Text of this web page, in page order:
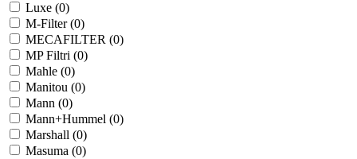
Luxe (0)
M-Filter (0)
MECAFILTER (0)
MP Filtri (0)
Mahle (0)
Manitou (0)
Mann (0)
Mann+Hummel (0)
Marshall (0)
Masuma (0)